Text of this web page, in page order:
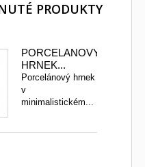
PRODUKTY
PORCELÁNOVÝ
HRNEK...
Porcelánový hrnek
v
minimalistickém...